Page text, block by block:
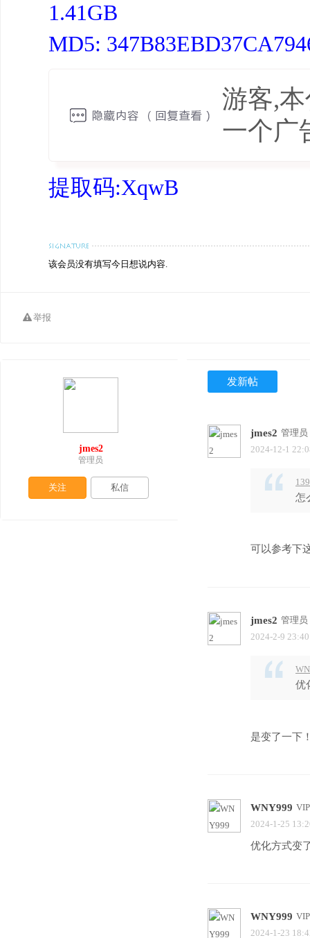
1.41GB
MD5:
游客,
一个广
提取码:XqwB
该会员没有填写今日想说内容.
举报
发新帖
jmes2 管理员
2024-12-1
怎
可以参考下
jmes2 管理员
2024-2-9
优
是变了一下
WNY999
2024-1-25
优化方式变
WNY999
2024-1-23
jmes2
管理员
关注 私信